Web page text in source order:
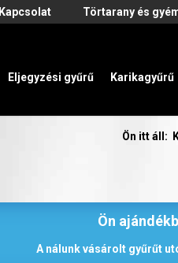
Kapcsolat Törtarany és
Eljegyzési gyűrű Karikagyűrű
Ön itt áll:
Ön
A nálunk vásárolt gyűrűt